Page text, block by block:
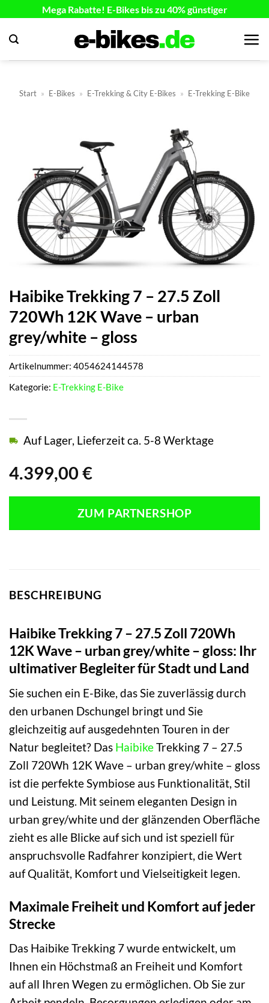
springen
Mega Rabatte! E-Bikes bis zu 40% günstiger
Start » E-Bikes » E-Trekking & City E-Bikes » E-Trekking E-Bike
Haibike Trekking 7 – 27.5 Zoll
720Wh 12K Wave – urban
grey/white – gloss
4.399,00 €
Auf Lager, Lieferzeit ca. 5-8 Werktage
ZUM PARTNERSHOP
Artikelnummer: 4054624144578
Kategorie: E-Trekking E-Bike
BESCHREIBUNG
Haibike Trekking 7 – 27.5 Zoll 720Wh
12K Wave – urban grey/white – gloss: Ihr
ultimativer Begleiter für Stadt und Land
Sie suchen ein E-Bike, das Sie zuverlässig durch
den urbanen Dschungel bringt und Sie
gleichzeitig auf ausgedehnten Touren in der
Natur begleitet? Das HaibikeTrekking 7 – 27.5
Zoll 720Wh 12K Wave – urban grey/white – gloss
ist die perfekte Symbiose aus Funktionalität, Stil
und Leistung. Mit seinem eleganten Design in
urban grey/white und der glänzenden Oberfläche
zieht es alle Blicke auf sich und ist speziell für
anspruchsvolle Radfahrer konzipiert, die Wert
auf Qualität, Komfort und Vielseitigkeit legen.
Maximale Freiheit und Komfort auf jeder
Strecke
Das Haibike Trekking 7 wurde entwickelt, um
Ihnen ein Höchstmaß an Freiheit und Komfort
auf all Ihren Wegen zu ermöglichen. Ob Sie zur